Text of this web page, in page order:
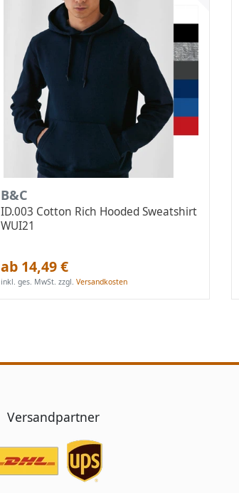
B&C
ID.003 Cotton Rich Hooded Sweatshirt
WUI21
ab 14,49 €
inkl. ges. MwSt. zzgl.Versandkosten
Versandpartner